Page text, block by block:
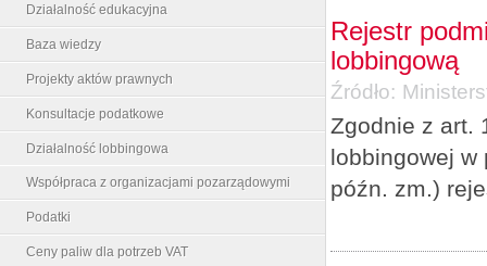
Działalność edukacyjna
Baza wiedzy
Projekty aktów prawnych
Konsultacje podatkowe
Działalność lobbingowa
Współpraca z organizacjami pozarządowymi
Podatki
Ceny paliw dla potrzeb VAT
Rejestr
lobbingową
Źródło:
Zgodnie z art.
lobbingowej w
późn. zm.)